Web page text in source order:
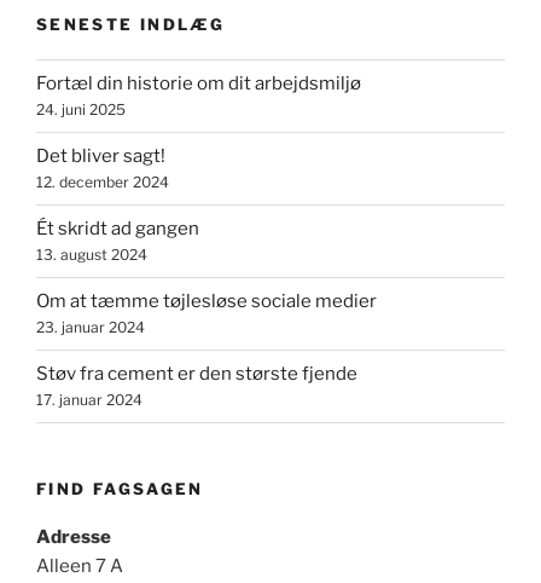
fagbevægelsen”
SENESTE INDLÆG
Fortæl din historie om dit arbejdsmiljø
24. juni 2025
Det bliver sagt!
12. december 2024
Ét skridt ad gangen
13. august 2024
Om at tæmme tøjlesløse sociale medier
23. januar 2024
Støv fra cement er den største fjende
17. januar 2024
FIND FAGSAGEN
Adresse
Alleen 7 A